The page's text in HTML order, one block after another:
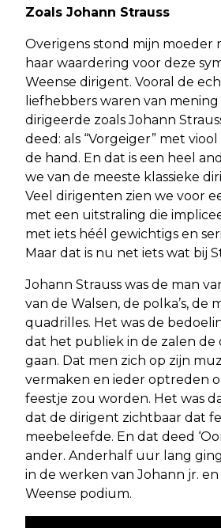
Zoals Johann Strauss
Overigens stond mijn moeder
haar waardering voor deze
Weense dirigent. Vooral de
liefhebbers waren van
dirigeerde zoals Johann
deed: als “Vorgeiger” met
de hand. En dat is een heel
we van de meeste klassieke
Veel dirigenten zien we voor
met een uitstraling die
met iets héél gewichtigs en
Maar dat is nu net iets wat bij
Johann Strauss was de man
van de Walsen, de polka’s, de
quadrilles. Het was de
dat het publiek in de zalen de
gaan. Dat men zich op zijn
vermaken en ieder optreden
feestje zou worden. Het was
dat de dirigent zichtbaar dat
meebeleefde. En dat deed
ander. Anderhalf uur lang
in de werken van Johann jr.
Weense podium.